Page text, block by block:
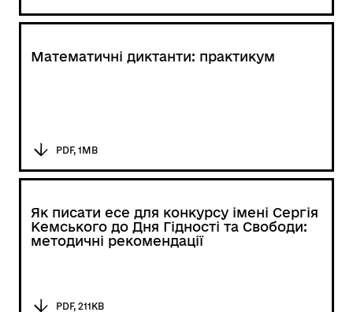
Математичні диктанти: практикум
PDF, 1MB
Як писати есе для конкурсу імені Сергія
Кемського до Дня Гідності та Свободи:
методичні рекомендації
PDF, 211KB